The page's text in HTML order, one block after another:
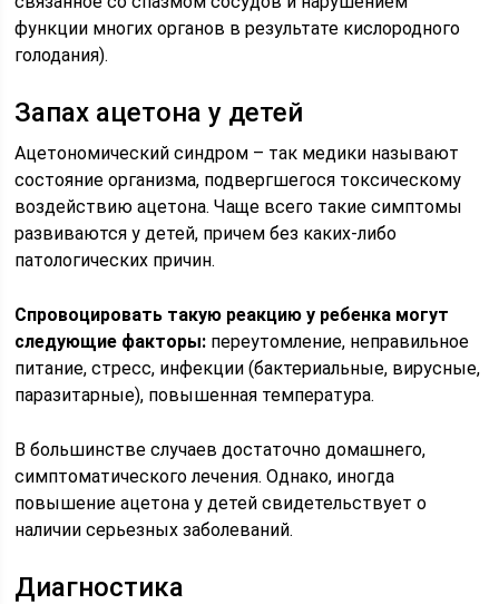
функции многих органов в результате кислородного
голодания).
Запах ацетона у детей
Ацетономический синдром – так медики называют
состояние организма, подвергшегося токсическому
воздействию ацетона. Чаще всего такие симптомы
развиваются у детей, причем без каких-либо
патологических причин.
Спровоцировать такую реакцию у ребенка могут
следующие факторы: переутомление, неправильное
питание, стресс, инфекции (бактериальные, вирусные,
паразитарные), повышенная температура.
В большинстве случаев достаточно домашнего,
симптоматического лечения. Однако, иногда
повышение ацетона у детей свидетельствует о
наличии серьезных заболеваний.
Диагностика